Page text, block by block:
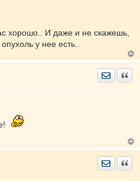
хорошо.. И даже и не скажешь,
у нее есть..